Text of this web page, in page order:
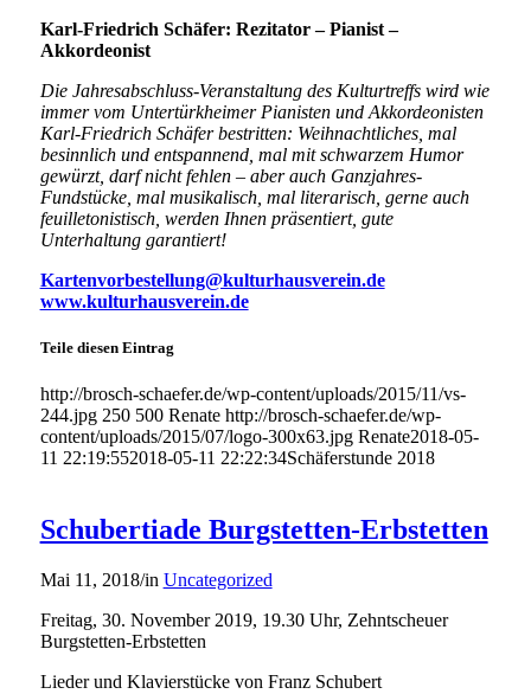
Karl-Friedrich Schäfer: Rezitator – Pianist –
Akkordeonist
Die Jahresabschluss-Veranstaltung des Kulturtreffs wird wie
immer vom Untertürkheimer Pianisten und Akkordeonisten
Karl-Friedrich Schäfer bestritten: Weihnachtliches, mal
besinnlich und entspannend, mal mit schwarzem Humor
gewürzt, darf nicht fehlen – aber auch Ganzjahres-
Fundstücke, mal musikalisch, mal literarisch, gerne auch
feuilletonistisch, werden Ihnen präsentiert, gute
Unterhaltung garantiert!
Kartenvorbestellung@kulturhausverein.de
www.kulturhausverein.de
Teile diesen Eintrag
http://brosch-schaefer.de/wp-content/uploads/2015/11/vs-
244.jpg 250 500 Renate http://brosch-schaefer.de/wp-
content/uploads/2015/07/logo-300x63.jpg Renate2018-05-
11 22:19:552018-05-11 22:22:34Schäferstunde 2018
Schubertiade Burgstetten-Erbstetten
Mai 11, 2018/in Uncategorized
Freitag, 30. November 2019, 19.30 Uhr, Zehntscheuer
Burgstetten-Erbstetten
Lieder und Klavierstücke von Franz Schubert